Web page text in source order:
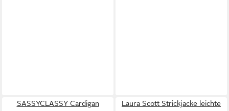
SASSYCLASSY Cardigan Laura Scott Strickjacke leichte